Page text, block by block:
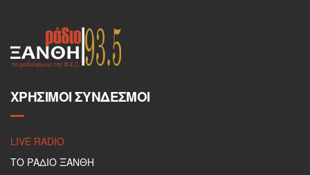
ΧΡΉΣΙΜΟΙ ΣΎΝΔΕΣΜΟΙ
LIVE RADIO
ΤΟ ΡΑΔΙΟ ΞΑΝΘΗ